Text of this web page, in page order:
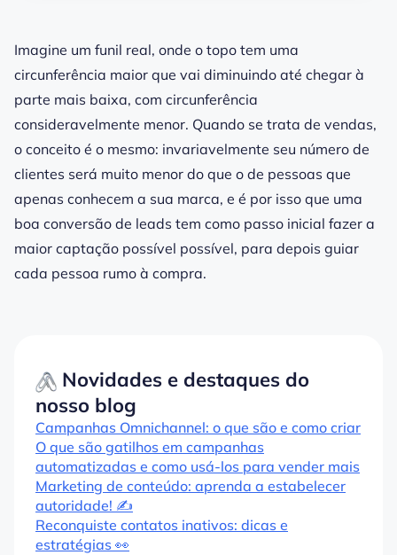
Imagine um funil real, onde o topo tem uma
circunferência maior que vai diminuindo até chegar à
parte mais baixa, com circunferência
consideravelmente menor. Quando se trata de vendas,
o conceito é o mesmo: invariavelmente seu número de
clientes será muito menor do que o de pessoas que
apenas conhecem a sua marca, e é por isso que uma
boa conversão de leads tem como passo inicial fazer a
maior captação possível possível, para depois guiar
cada pessoa rumo à compra.
Novidades e destaques do
nosso blog
Campanhas Omnichannel: o que são e como criar
O que são gatilhos em campanhas
automatizadas e como usá-los para vender mais
Marketing de conteúdo: aprenda a estabelecer
autoridade! ✍️
Reconquiste contatos inativos: dicas e
estratégias 👀